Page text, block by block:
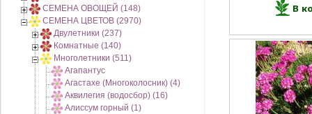
СЕМЕНА ОВОЩЕЙ (148)
СЕМЕНА ЦВЕТОВ (2970)
Двулетники (237)
Комнатные (140)
Многолетники (511)
Агапантус
Агастахе (Многоколосник) (4)
Аквилегия (водосбор) (16)
Алиссум горный (1)